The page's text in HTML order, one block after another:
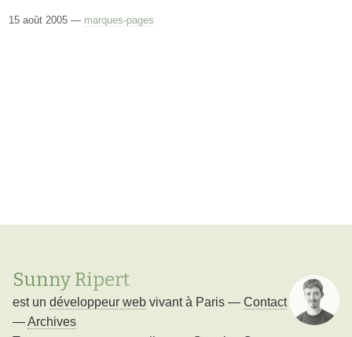
15 août 2005 — marques-pages
Sunny Ripert
est un développeur web vivant à Paris — Contact
—Archives